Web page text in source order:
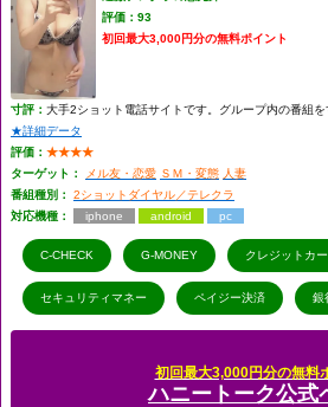
評価：93
初回最大3,000円分の無料ポイント
寸評： 大手2ショット電話サイトです。グループ内の番組を
★詳細データ
評価： ★★★★
ターゲット：
メル友・恋愛 ＳＭ・変態 人妻
番組種別：
2ショットダイヤル／テレクラ
対応機種：
iphone android pc
C-CHECK G-MONEY クレジットカ
セキュリティマネー ペイジー決済 銀
初回最大3,000円分の無料
ハニートーク公式